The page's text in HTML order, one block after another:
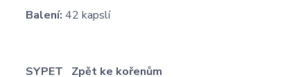
Balení: 42 kapslí
SYPET Zpět ke kořenům